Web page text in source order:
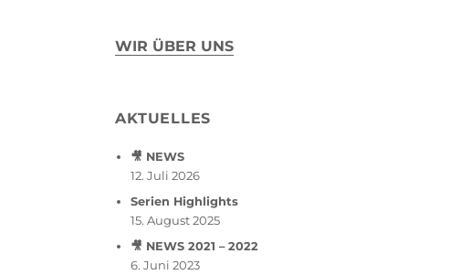
WIR ÜBER UNS
AKTUELLES
🎥 NEWS
12. Juli 2026
Serien Highlights
15. August 2025
🎥 NEWS 2021 – 2022
6. Juni 2023